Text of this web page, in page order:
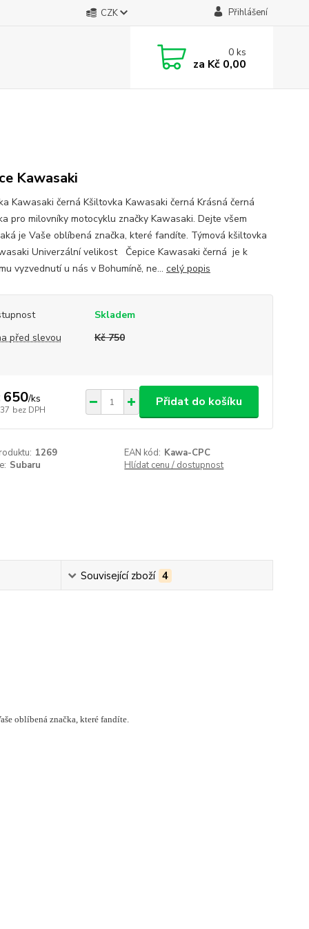
CZK Přihlášení
0ks
za Kč 0,00
Kawasaki
Kawasaki černá Kšiltovka Kawasaki černá Krásná černá
pro milovníky motocyklu značky Kawasaki. Dejte všem
je Vaše oblíbená značka, které fandíte. Týmová kšiltovka
Univerzální velikost Čepice Kawasaki černá je k
vyzvednutí u nás v Bohumíně, ne... celý popis
Skladem
před slevou
Kč 750
650/ks
bez DPH
Přidat do košíku
1269 EAN kód: Kawa-CPC
Subaru Hlídat cenu / dostupnost
Související zboží 4
oblíbená značka, které fandíte.